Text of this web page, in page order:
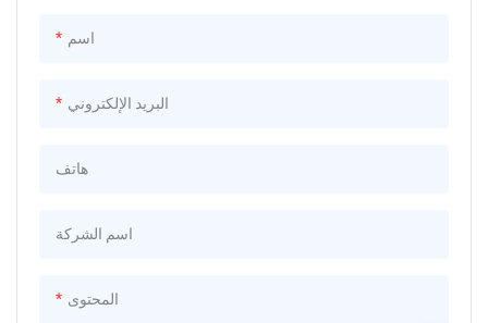
اسم
البريد الإلكتروني
هاتف
اسم الشركة
المحتوى